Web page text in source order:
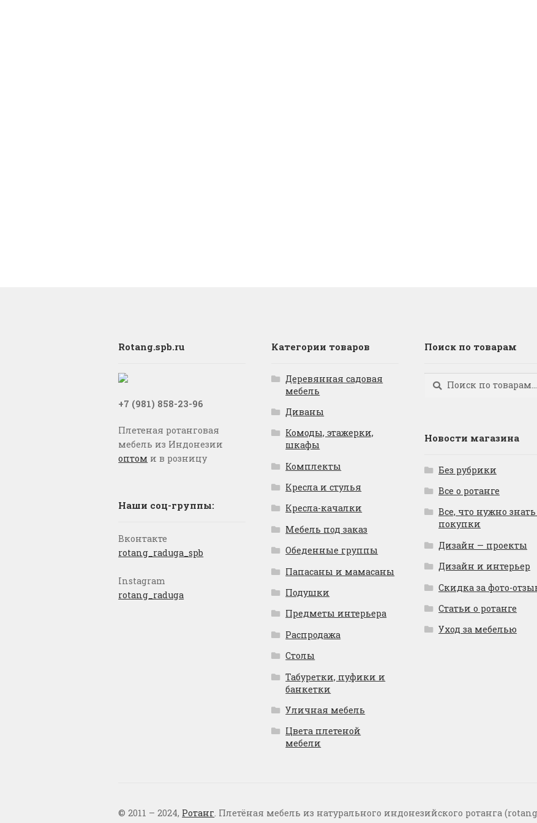
Rotang.spb.ru
+7 (981) 858-23-96
Плетеная ротанговая
мебель из Индонезии
оптом и в розницу
Наши соц-группы:
Вконтакте
rotang_raduga_spb
Instagram
rotang_raduga
Категории товаров
Деревянная садовая
мебель
Диваны
Комоды, этажерки,
шкафы
Комплекты
Кресла и стулья
Кресла-качалки
Мебель под заказ
Обеденные группы
Папасаны и мамасаны
Подушки
Предметы интерьера
Распродажа
Столы
Табуретки, пуфики и
банкетки
Уличная мебель
Цвета плетеной
мебели
Поиск по товарам
Искать:
Поиск
Новости магазина
Без рубрики
Все о ротанге
Все, что нужно
покупки
Дизайн — проекты
Дизайн и интерьер
Скидка за фото-
Статьи о ротанге
Уход за мебелью
© 2011 – 2024, Ротанг. Плетёная мебель из натурального индонезийского ротанга